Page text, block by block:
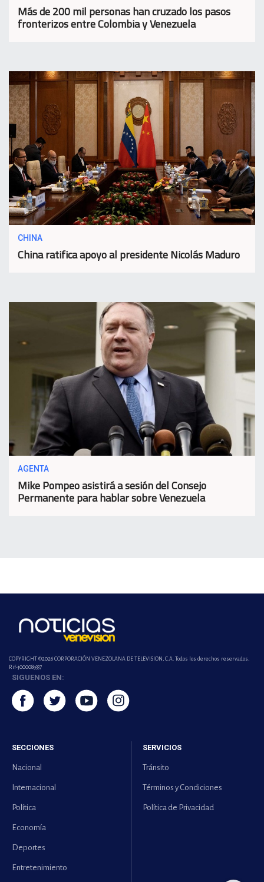
Más de 200 mil personas han cruzado los pasos
fronterizos entre Colombia y Venezuela
CHINA
China ratifica apoyo al presidente Nicolás Maduro
AGENTA
Mike Pompeo asistirá a sesión del Consejo
Permanente para hablar sobre Venezuela
COPYRIGHT ©2026 CORPORACIÓN VENEZOLANA DE TELEVISION, C.A. Todos los derechos reservados.
Rif-j000089337
SIGUENOS EN:
SECCIONES
Nacional
Internacional
Política
Economía
Deportes
Entretenimiento
SERVICIOS
Tránsito
Términos y Condiciones
Política de Privacidad